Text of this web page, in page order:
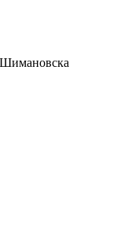
Шимановска